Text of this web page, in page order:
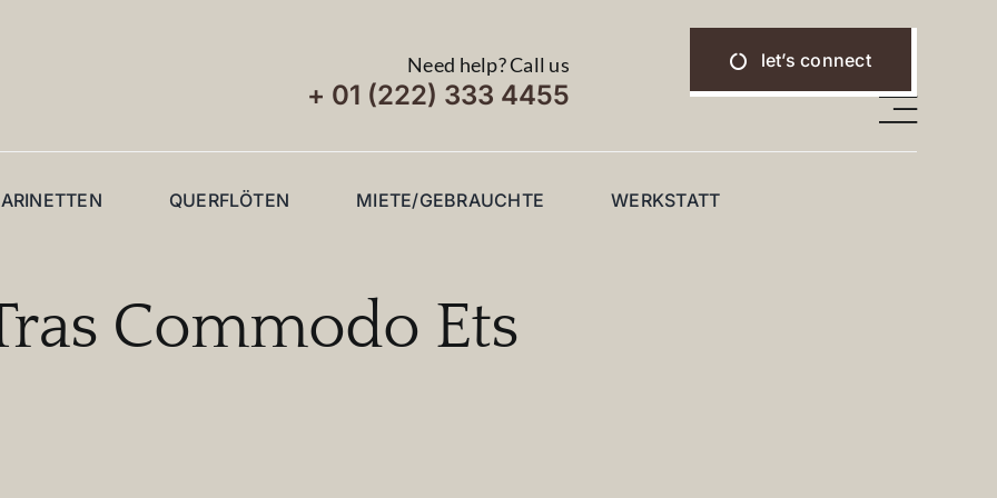
Need help? Call us
+ 01 (222) 333 4455
let’s connect
QUERFLÖTEN MIETE/GEBRAUCHTE WERKSTATT
Commodo Ets